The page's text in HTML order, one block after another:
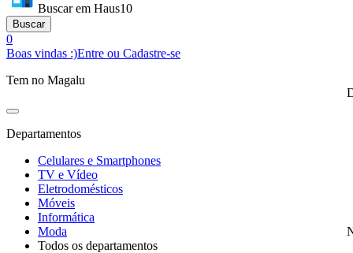
Buscar em Haus10
Buscar
0
Boas vindas :)Entre ou Cadastre-se
Tem no Magalu
Departamentos
Celulares e Smartphones
TV e Vídeo
Eletrodomésticos
Móveis
Informática
Moda
Todos os departamentos